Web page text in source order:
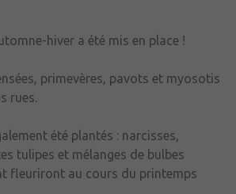
hiver a été mis en place !
primevères, pavots et myosotis
rues.
été plantés : narcisses,
tulipes et mélanges de bulbes
fleuriront au cours du printemps